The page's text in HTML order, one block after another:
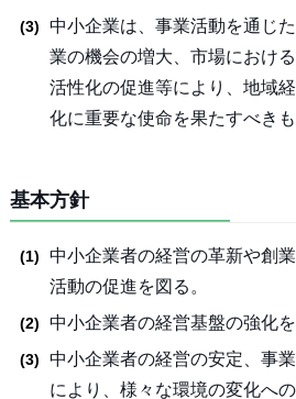
中小企業は、事業活動を通じ
業の機会の増大、市場におけ
活性化の促進等により、地域
化に重要な使命を果たすべきも
基本方針
中小企業者の経営の革新や創
活動の促進を図る。
中小企業者の経営基盤の強化を
中小企業者の経営の安定、事
により、様々な環境の変化へ